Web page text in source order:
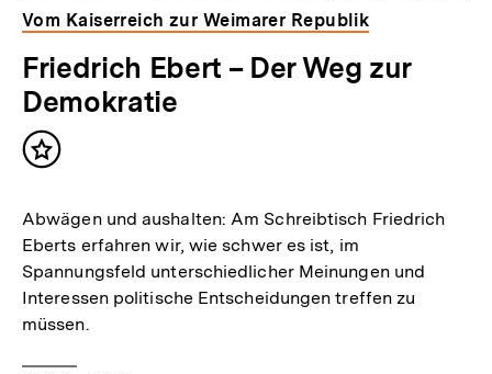
Vom Kaiserreich zur Weimarer Republik
Friedrich Ebert – Der Weg zur
Demokratie
Inhalt
Abwägen und aushalten: Am Schreibtisch Friedrich
Eberts erfahren wir, wie schwer es ist, im
Spannungsfeld unterschiedlicher Meinungen und
Interessen politische Entscheidungen treffen zu
müssen.